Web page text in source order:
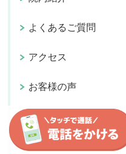
よくあるご質問
アクセス
お客様の声
ご予約／お問い合わせ
会社概要